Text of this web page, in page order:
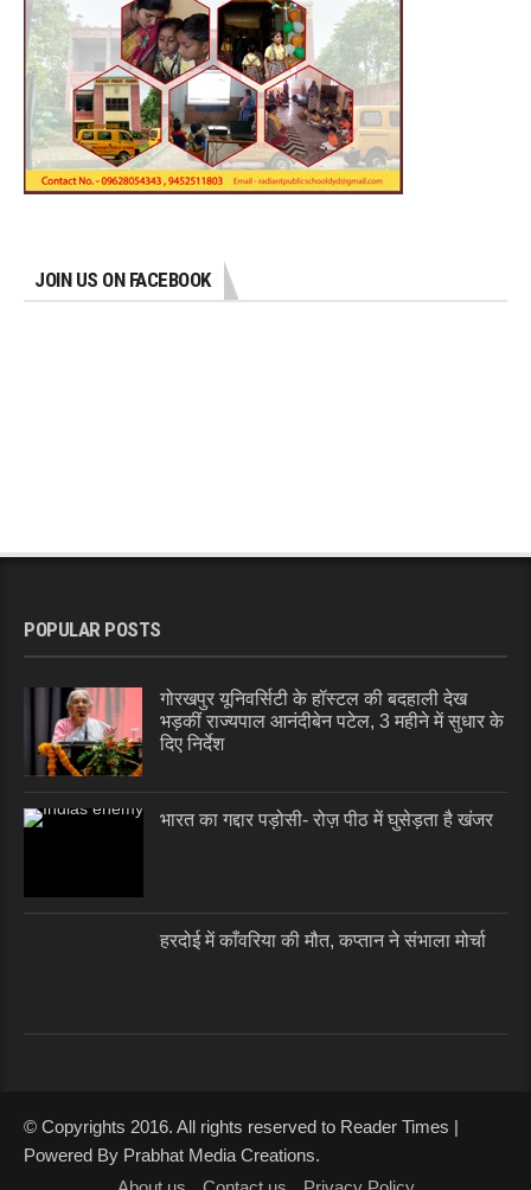
JOIN US ON FACEBOOK
POPULAR POSTS
गोरखपुर यूनिवर्सिटी के हॉस्टल की बदहाली देख
भड़कीं राज्यपाल आनंदीबेन पटेल, 3 महीने में सुधार के
दिए निर्देश
भारत का गद्दार पड़ोसी- रोज़ पीठ में घुसेड़ता है खंजर
हरदोई में काँवरिया की मौत, कप्तान ने संभाला मोर्चा
© Copyrights 2016. All rights reserved to Reader Times |
Powered By Prabhat Media Creations.